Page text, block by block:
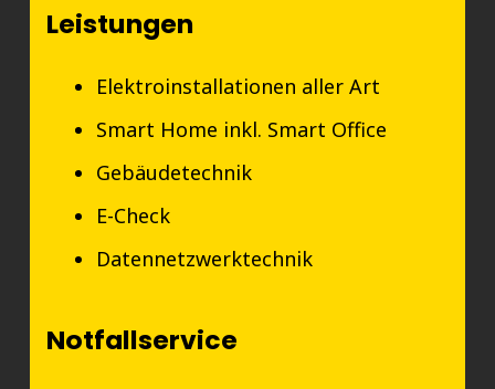
Leistungen
Elektroinstallationen aller Art
Smart Home inkl. Smart Office
Gebäudetechnik
E-Check
Datennetzwerktechnik
Notfallservice